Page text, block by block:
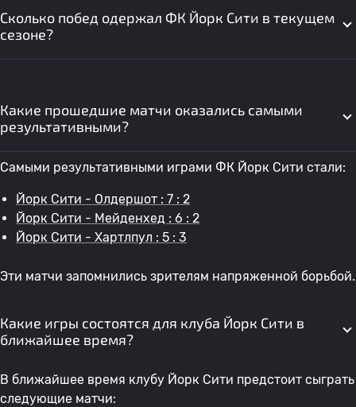
Сколько побед одержал ФК Йорк Сити в текущем
сезоне?
Какие прошедшие матчи оказались самыми
результативными?
Самыми результативными играми ФК Йорк Сити стали:
Йорк Сити - Олдершот : 7 : 2
Йорк Сити - Мейденхед : 6 : 2
Йорк Сити - Хартлпул : 5 : 3
Эти матчи запомнились зрителям напряженной борьбой.
Какие игры состоятся для клуба Йорк Сити в
ближайшее время?
В ближайшее время клубу Йорк Сити предстоит сыграть
следующие матчи: